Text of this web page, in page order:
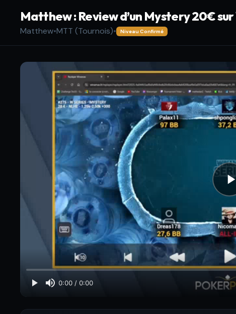
Matthew : Review d’un Mystery 20€
Matthew•MTT (Tournois)• Niveau Confirmé